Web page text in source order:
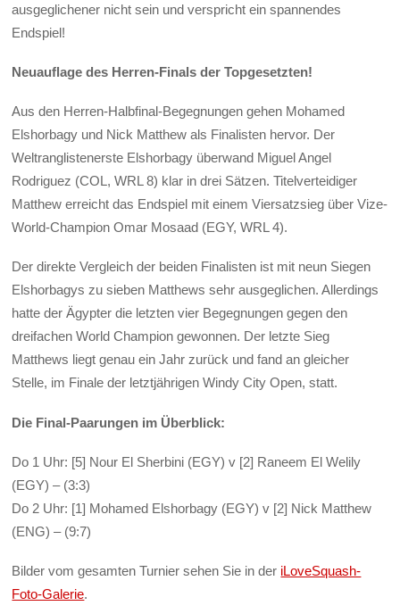
ausgeglichener nicht sein und verspricht ein spannendes
Endspiel!
Neuauflage des Herren-Finals der Topgesetzten!
Aus den Herren-Halbfinal-Begegnungen gehen Mohamed
Elshorbagy und Nick Matthew als Finalisten hervor. Der
Weltranglistenerste Elshorbagy überwand Miguel Angel
Rodriguez (COL, WRL 8) klar in drei Sätzen. Titelverteidiger
Matthew erreicht das Endspiel mit einem Viersatzsieg über Vize-
World-Champion Omar Mosaad (EGY, WRL 4).
Der direkte Vergleich der beiden Finalisten ist mit neun Siegen
Elshorbagys zu sieben Matthews sehr ausgeglichen. Allerdings
hatte der Ägypter die letzten vier Begegnungen gegen den
dreifachen World Champion gewonnen. Der letzte Sieg
Matthews liegt genau ein Jahr zurück und fand an gleicher
Stelle, im Finale der letztjährigen Windy City Open, statt.
Die Final-Paarungen im Überblick:
Do 1 Uhr: [5] Nour El Sherbini (EGY) v [2] Raneem El Welily
(EGY) – (3:3)
Do 2 Uhr: [1] Mohamed Elshorbagy (EGY) v [2] Nick Matthew
(ENG) – (9:7)
Bilder vom gesamten Turnier sehen Sie in der iLoveSquash-
Foto-Galerie.